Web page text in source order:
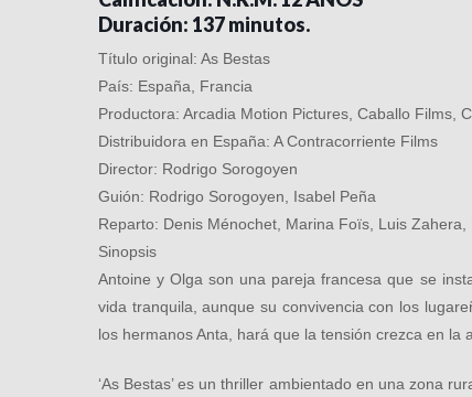
Duración: 137 minutos.
Título original: As Bestas
País: España, Francia
Productora: Arcadia Motion Pictures, Caballo Films,
Distribuidora en España: A Contracorriente Films
Director: Rodrigo Sorogoyen
Guión: Rodrigo Sorogoyen, Isabel Peña
Reparto: Denis Ménochet, Marina Foïs, Luis Zahera,
Sinopsis
Antoine y Olga son una pareja francesa que se
vida tranquila, aunque su convivencia con los
los hermanos Anta, hará que la tensión crezca en la
‘As Bestas’ es un thriller ambientado en una zona